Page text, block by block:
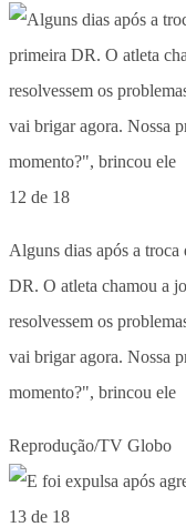
12 de 18
Alguns dias após a
DR. O atleta chamou a
resolvessem os
vai brigar agora. Nossa
momento?", brincou ele
Reprodução/TV Globo
13 de 18